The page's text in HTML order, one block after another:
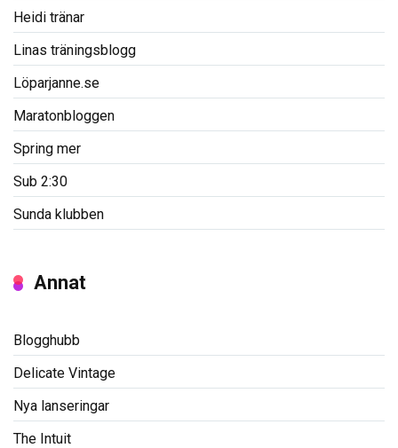
Heidi tränar
Linas träningsblogg
Löparjanne.se
Maratonbloggen
Spring mer
Sub 2:30
Sunda klubben
Annat
Blogghubb
Delicate Vintage
Nya lanseringar
The Intuit